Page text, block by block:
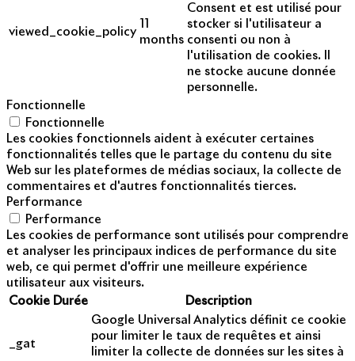
viewed_cookie_policy
months
Consent et est utilisé pour
stocker si l'utilisateur a
consenti ou non à
l'utilisation de cookies. Il
ne stocke aucune donnée
personnelle.
Fonctionnelle
Fonctionnelle
Les cookies fonctionnels aident à exécuter certaines
fonctionnalités telles que le partage du contenu du site
Web sur les plateformes de médias sociaux, la collecte de
commentaires et d'autres fonctionnalités tierces.
Performance
Performance
Les cookies de performance sont utilisés pour comprendre
et analyser les principaux indices de performance du site
web, ce qui permet d'offrir une meilleure expérience
utilisateur aux visiteurs.
Cookie Durée Description
_gat
Google Universal Analytics définit ce cookie
pour limiter le taux de requêtes et ainsi
limiter la collecte de données sur les sites à